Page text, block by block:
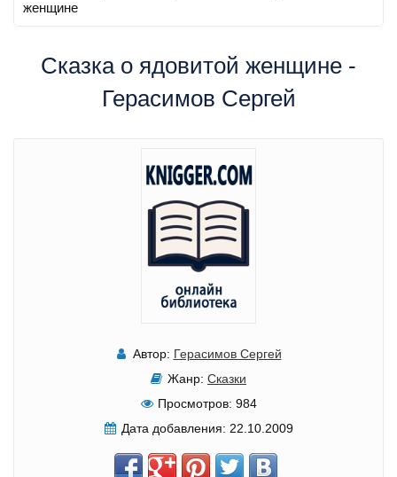
женщине
Сказка о ядовитой женщине -
Герасимов Сергей
Автор: Герасимов Сергей
Жанр: Сказки
Просмотров: 984
Дата добавления: 22.10.2009